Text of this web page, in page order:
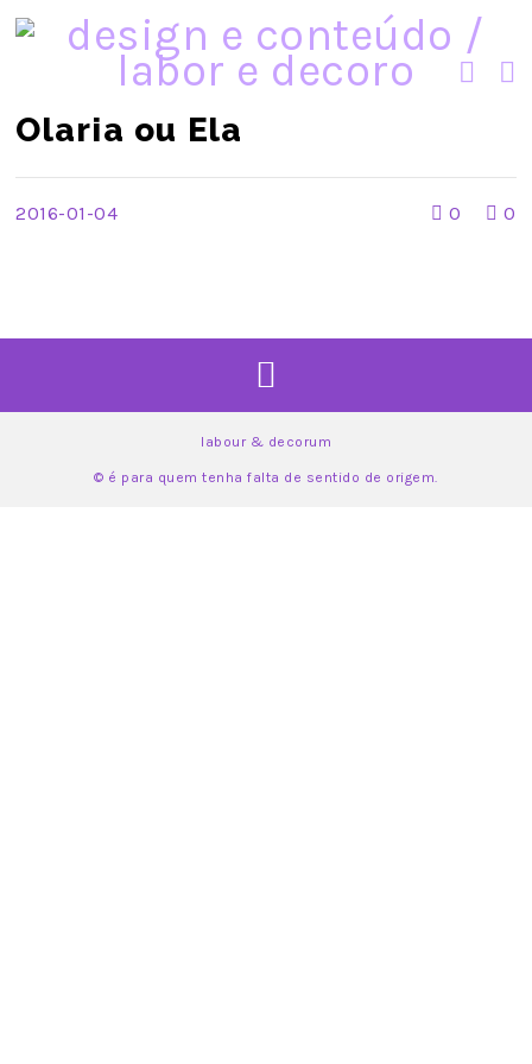
Olaria ou Ela
2016-01-04 0 0
labour & decorum
© é para quem tenha falta de sentido de origem.